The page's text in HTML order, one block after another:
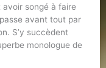
songé à faire
avant tout par
S’y succèdent
monologue de